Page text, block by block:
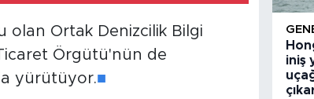
olan Ortak Denizcilik Bilgi
Ticaret Örgütü'nün de
yürütüyor.■
iniş